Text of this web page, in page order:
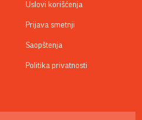
Uslovi korišćenja
Prijava smetnji
Saopštenja
Politika privatnosti